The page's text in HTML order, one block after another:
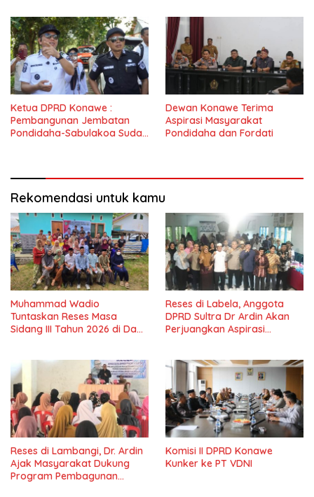
Ketua DPRD Konawe :
Pembangunan Jembatan
Pondidaha-Sabulakoa Sudah
Dewan Konawe Terima
Aspirasi Masyarakat
Pondidaha dan Fordati
Rekomendasi untuk kamu
Muhammad Wadio
Tuntaskan Reses Masa
Sidang III Tahun 2026 di Dapil
Reses di Labela, Anggota
DPRD Sultra Dr Ardin Akan
Perjuangkan Aspirasi
Reses di Lambangi, Dr. Ardin
Ajak Masyarakat Dukung
Program Pembagunan
Komisi II DPRD Konawe
Kunker ke PT VDNI